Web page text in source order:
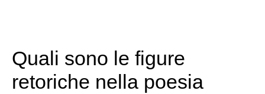
Quali sono le figure
retoriche nella poesia